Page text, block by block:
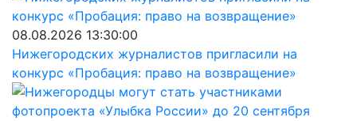
08.08.2026 13:30:00
Нижегородских журналистов пригласили на
конкурс «Пробация: право на возвращение»